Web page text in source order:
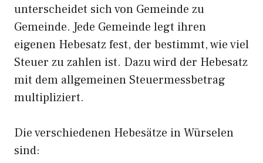
unterscheidet sich von Gemeinde zu
Gemeinde. Jede Gemeinde legt ihren
eigenen Hebesatz fest, der bestimmt, wie viel
Steuer zu zahlen ist. Dazu wird der Hebesatz
mit dem allgemeinen Steuermessbetrag
multipliziert.
Die verschiedenen Hebesätze in Würselen
sind: